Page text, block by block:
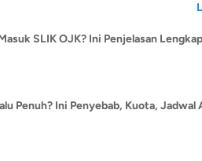
SLIK OJK? Ini Penjelasan
Penuh? Ini Penyebab, Kuota, Jadwal